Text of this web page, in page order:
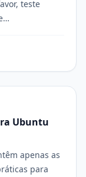
teste
Ubuntu
apenas as
para